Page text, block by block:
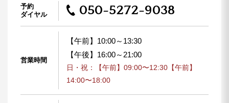
予約
ダイヤル
050-5272-9038
営業時間
【午前】10:00～13:30
【午後】16:00～21:00
日・祝：【午前】09:00〜12:30【午前】
14:00〜18:00